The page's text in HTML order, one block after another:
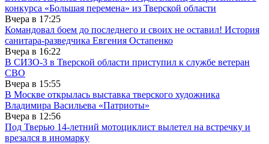
конкурса «Большая перемена» из Тверской области
Вчера в 17:25
Командовал боем до последнего и своих не оставил! История
санитара-разведчика Евгения Остапенко
Вчера в 16:22
В СИЗО-3 в Тверской области приступил к службе ветеран
СВО
Вчера в 15:55
В Москве открылась выставка тверского художника
Владимира Васильева «Патриоты»
Вчера в 12:56
Под Тверью 14-летний мотоциклист вылетел на встречку и
врезался в иномарку